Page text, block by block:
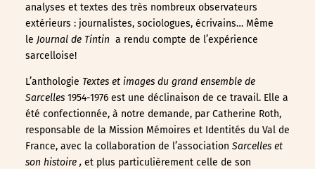
analyses et textes des très nombreux observateurs
extérieurs : journalistes, sociologues, écrivains… Même
le Journal de Tintin a rendu compte de l’expérience
sarcelloise!
L’anthologie Textes et images du grand ensemble de
Sarcelles 1954-1976 est une déclinaison de ce travail. Elle a
été confectionnée, à notre demande, par Catherine Roth,
responsable de la Mission Mémoires et Identités du Val de
France, avec la collaboration de l’association Sarcelles et
son histoire , et plus particulièrement celle de son